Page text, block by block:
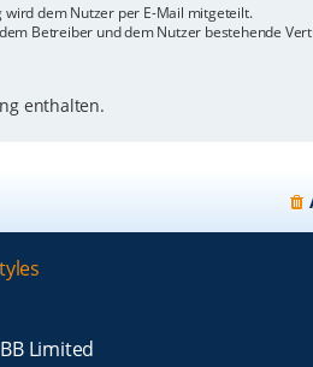
dem Nutzer per E-Mail mitgeteilt.
Betreiber und dem Nutzer bestehende
enthalten.
Limited